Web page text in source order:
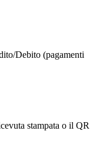
Debito (pagamenti
stampata o il QR